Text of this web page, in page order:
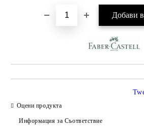
Оцени продукта
Информация за Съответствие